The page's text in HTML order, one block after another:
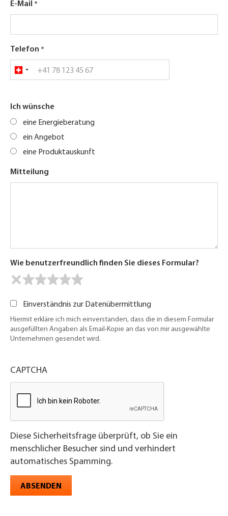
E-Mail
Telefon
Ich wünsche
eine Energieberatung
ein Angebot
eine Produktauskunft
Mitteilung
Wie benutzerfreundlich finden Sie dieses Formular?
Einverständnis zur Datenübermittlung
Hiermit erkläre ich mich einverstanden, dass die in diesem Formular
ausgefüllten Angaben als Email-Kopie an das von mir ausgewählte
Unternehmen gesendet wird.
CAPTCHA
Diese Sicherheitsfrage überprüft, ob Sie ein
menschlicher Besucher sind und verhindert
automatisches Spamming.
ABSENDEN